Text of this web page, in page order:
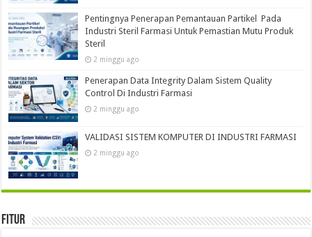
Pentingnya Penerapan Pemantauan Partikel Pada
Industri Steril Farmasi Untuk Pemastian Mutu Produk
Steril
2 minggu ago
Penerapan Data Integrity Dalam Sistem Quality
Control Di Industri Farmasi
2 minggu ago
VALIDASI SISTEM KOMPUTER DI INDUSTRI FARMASI
2 minggu ago
Fitur